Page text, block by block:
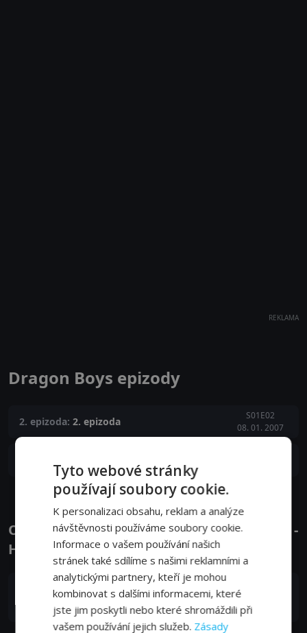
REKLAMA
Dragon Boys epizody
2. epizoda: 2. epizoda
S01E02
08. 01. 2007
Obsazení filmu nebo pořadu Dragon Boys -
Herci a tvůrci
Byron Mann
Tommy Jiang
Tyto webové stránky
používají soubory cookie.
K personalizaci obsahu, reklam a analýze
návštěvnosti používáme soubory cookie.
Informace o vašem používání našich
stránek také sdílíme s našimi reklamními a
analytickými partnery, kteří je mohou
kombinovat s dalšími informacemi, které
jste jim poskytli nebo které shromáždili při
vašem používání jejich služeb. Zásady